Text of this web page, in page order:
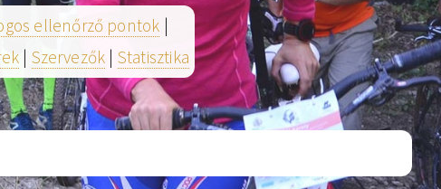
ellenőrző pontok |
| Szervezők | Statisztika